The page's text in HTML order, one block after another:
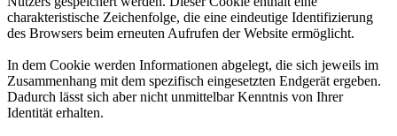
charakteristische Zeichenfolge, die eine eindeutige Identifizierung
des Browsers beim erneuten Aufrufen der Website ermöglicht.
In dem Cookie werden Informationen abgelegt, die sich jeweils im
Zusammenhang mit dem spezifisch eingesetzten Endgerät ergeben.
Dadurch lässt sich aber nicht unmittelbar Kenntnis von Ihrer
Identität erhalten.